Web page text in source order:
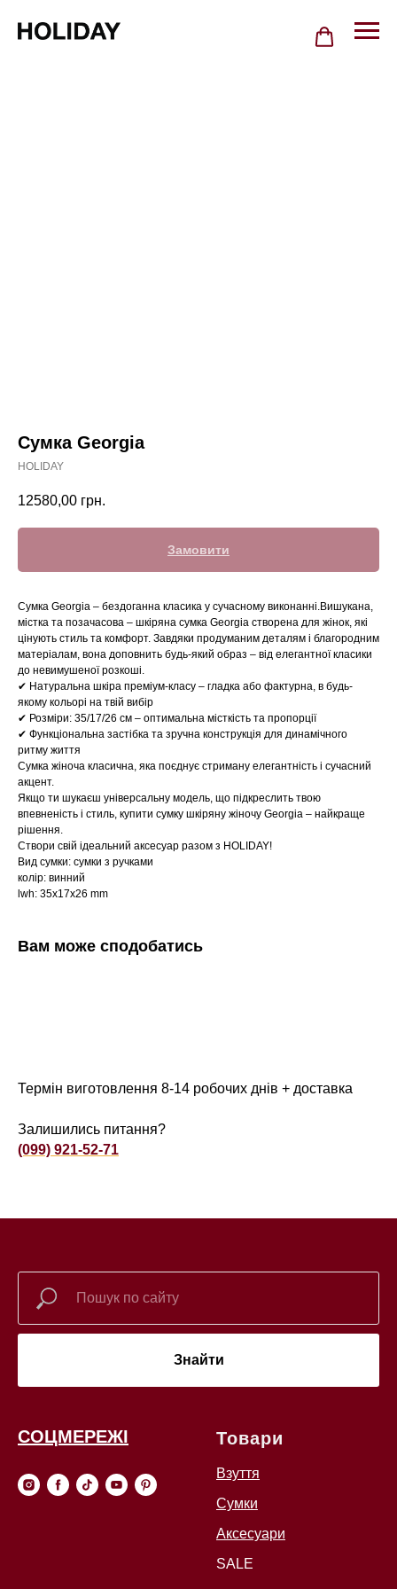
Сумка Georgia
HOLIDAY
12580,00 грн.
Замовити
Сумка Georgia – бездоганна класика у сучасному виконанні.Вишукана,
містка та позачасова – шкіряна сумка Georgia створена для жінок, які
цінують стиль та комфорт. Завдяки продуманим деталям і благородним
матеріалам, вона доповнить будь-який образ – від елегантної класики
до невимушеної розкоші.
✔ Натуральна шкіра преміум-класу – гладка або фактурна, в будь-
якому кольорі на твій вибір
✔ Розміри: 35/17/26 см – оптимальна місткість та пропорції
✔ Функціональна застібка та зручна конструкція для динамічного
ритму життя
Сумка жіноча класична, яка поєднує стриману елегантність і сучасний
акцент.
Якщо ти шукаєш універсальну модель, що підкреслить твою
впевненість і стиль, купити сумку шкіряну жіночу Georgia – найкраще
рішення.
Створи свій ідеальний аксесуар разом з HOLIDAY!
Вид сумки: сумки з ручками
колір: винний
lwh: 35x17x26 mm
Вам може сподобатись
Термін виготовлення 8-14 робочих днів + доставка
Залишились питання?
(099) 921-52-71
Знайти
СОЦМЕРЕЖІ Товари
Взуття
Сумки
Аксесуари
SALE